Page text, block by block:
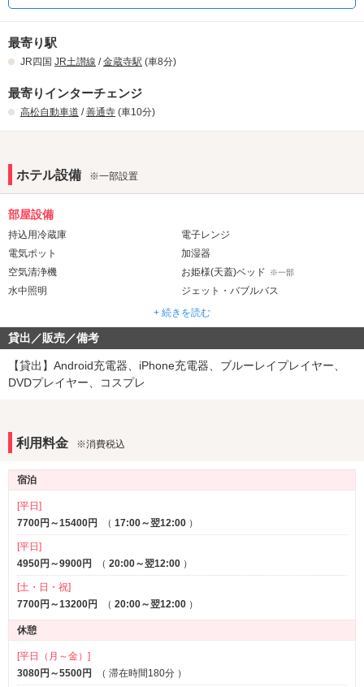
最寄り駅
JR四国 JR土讃線 /金蔵寺駅 (車8分)
最寄りインターチェンジ
高松自動車道 /善通寺 (車10分)
ホテル設備 ※一部設置
部屋設備
持込用冷蔵庫
電子レンジ
電気ポット
加湿器
空気清浄機
お姫様(天蓋)ベッド ※一部
水中照明
ジェット・バブルバス
岩盤浴
音響・映像・通信
VOD Wi-Fi ※一部
Android充電器 ※一部
アメニティ
カールドライヤー
コスプレ ※一部
部屋タイプ
和室 ※一部
3名以上利用可
1名利用可
鏡張り ※一部 VIPルーム(特室)
サービス
ルームサービス 女子会
その他
ワンガレージ
+ 続きを読む
貸出／販売／備考
【貸出】Android充電器、iPhone充電器、ブルーレイプレイヤー、
DVDプレイヤー、コスプレ
利用料金 ※消費税込
宿泊
[平日]
7700円～15400円
（ 17:00～翌12:00 ）
[平日]
4950円～9900円
（ 20:00～翌12:00 ）
[土・日・祝]
7700円～13200円
（ 20:00～翌12:00 ）
休憩
[平日（月～金）]
3080円～5500円
（ 滞在時間180分 ）